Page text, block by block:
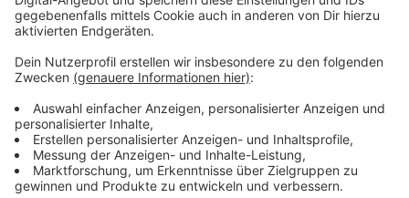
den Schulen erheblich", so Müther.
komplett ohne Elterntaxi bewältigen. "Studien zeigen,
dass Kinder, die zu Fuß zur Schule gehen, nicht nur
fitter sind, sondern auch konzentrierter im Unterricht.
Zudem fördert der gemeinsame Schulweg mit anderen
Kindern das Sozialverhalten", betont Müther. Der ADAC
plädiert daher dafür, dass Kinder - wenn möglich - den